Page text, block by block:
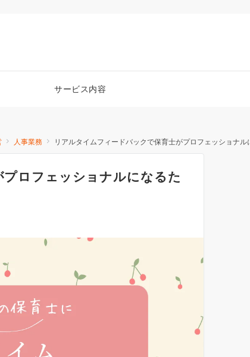
サービス内容
人事業務 リアルタイムフィードバックで保育士がプロフェッショナル
ロフェッショナルになるた